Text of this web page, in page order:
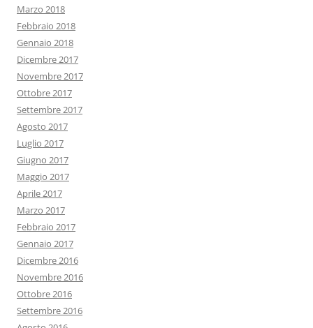
Marzo 2018
Febbraio 2018
Gennaio 2018
Dicembre 2017
Novembre 2017
Ottobre 2017
Settembre 2017
Agosto 2017
Luglio 2017
Giugno 2017
Maggio 2017
Aprile 2017
Marzo 2017
Febbraio 2017
Gennaio 2017
Dicembre 2016
Novembre 2016
Ottobre 2016
Settembre 2016